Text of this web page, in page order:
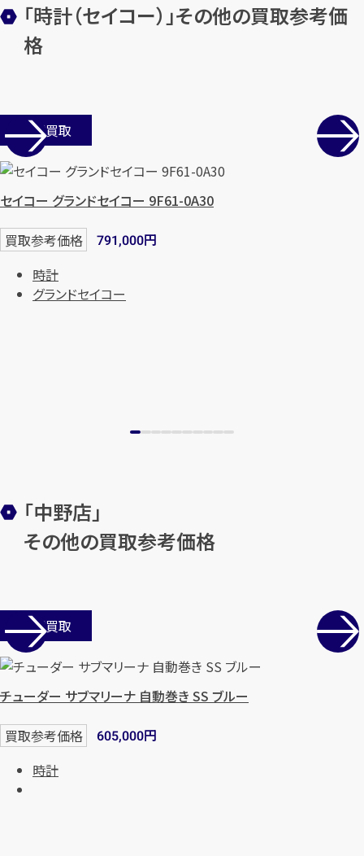
【総合受付】24時間・年中無休(年末年
「時計（セイコー）」その他の買取参考価
格
店舗買取
セイコー グランドセイコー 9F61-0A30
買取参考価格 791,000円
時計
グランドセイコー
「中野店」
その他の買取参考価格
店舗買取
チューダー サブマリーナ 自動巻き SS ブルー
買取参考価格 605,000円
時計